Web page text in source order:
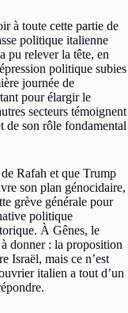
à toute cette partie de
politique italienne
pu relever la tête, en
politique subies
journée de
pour élargir le
secteurs témoignent
de son rôle fondamental
Rafah et que Trump
son plan génocidaire,
grève générale pour
politique
À Gênes, le
donner : la proposition
Israël, mais ce n’est
italien a tout d’un